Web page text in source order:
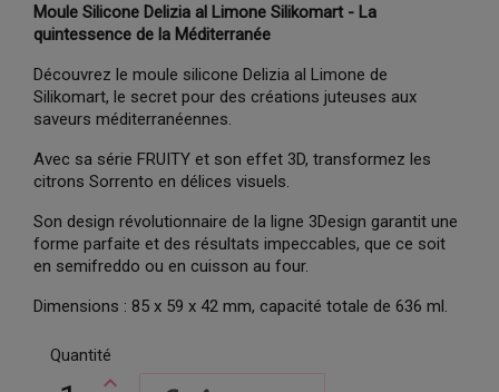
Moule Silicone Delizia al Limone Silikomart - La
quintessence de la Méditerranée
Découvrez le moule silicone Delizia al Limone de
Silikomart, le secret pour des créations juteuses aux
saveurs méditerranéennes.
Avec sa série FRUITY et son effet 3D, transformez les
citrons Sorrento en délices visuels.
Son design révolutionnaire de la ligne 3Design garantit une
forme parfaite et des résultats impeccables, que ce soit
en semifreddo ou en cuisson au four.
Dimensions : 85 x 59 x 42 mm, capacité totale de 636 ml.
Quantité